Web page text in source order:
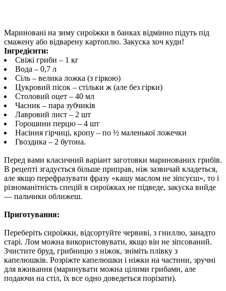
Мариновані на зиму сироїжки в банках відмінно підуть під
смажену або відварену картоплю. Закуска хоч куди!
Інгредієнти:
Свіжі гриби – 1 кг
Вода – 0,7 л
Сіль – велика ложка (з гіркою)
Цукровий пісок – стільки ж (але без гірки)
Столовий оцет – 40 мл
Часник – пара зубчиків
Лавровий лист – 2 шт
Горошини перцю – 4 шт
Насіння гірчиці, кропу – по ½ маленької ложечки
Гвоздика – 2 бутона.
Перед вами класичний варіант заготовки маринованих грибів.
В рецепті згадується більше приправ, ніж зазвичай кладеться,
але якщо перефразувати фразу «кашу маслом не зіпсуєш», то і
різноманітність спецій в сироїжках не підведе, закуска вийде
— пальчики оближеш.
Приготування:
Переберіть сироїжки, відсортуйте червиві, з гниллю, занадто
старі. Лом можна використовувати, якщо він не зіпсований.
Зчистите бруд, грибницю з ніжок, зніміть плівку з
капелюшків. Розріжте капелюшки і ніжки на частини, зручні
для вживання (маринувати можна цілими грибами, але
подаючи на стіл, їх все одно доведеться порізати).